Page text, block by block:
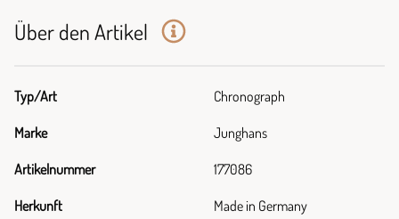
Über den Artikel
Typ/Art Chronograph
Marke Junghans
Artikelnummer 177086
Herkunft Made in Germany